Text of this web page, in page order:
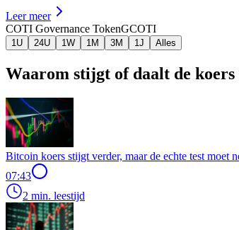
Leer meer
COTI Governance TokenGCOTI
1U 24U 1W 1M 3M 1J Alles
Waarom stijgt of daalt de
Bitcoin koers stijgt verder, maar de echte test moet
07:43
2 min. leestijd